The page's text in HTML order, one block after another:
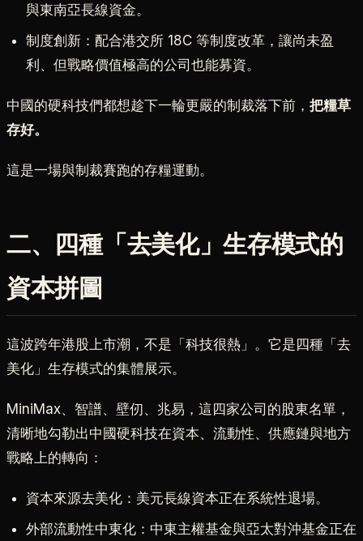
與東南亞長線資金。
制度創新：配合港交所 18C 等制度改革，讓尚未盈
利、但戰略價值極高的公司也能募資。
中國的硬科技們都想趁下一輪更嚴的制裁落下前， 把糧草
存好。
這是一場與制裁賽跑的存糧運動。
二、四種「去美化」生存模式的
資本拼圖
這波跨年港股上市潮，不是「科技很熱」。它是四種「去
美化」生存模式的集體展示。
MiniMax、智譜、壁仞、兆易，這四家公司的股東名單，
清晰地勾勒出中國硬科技在資本、流動性、供應鏈與地方
戰略上的轉向：
資本來源去美化：美元長線資本正在系統性退場。
外部流動性中東化：中東主權基金與亞太對沖基金正在